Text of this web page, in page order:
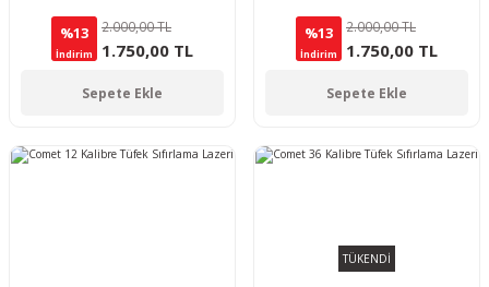
%13
İndirim
2.000,00 TL
1.750,00 TL
Sepete Ekle
%13
İndirim
2.000,00 TL
1.750,00 TL
Sepete Ekle
TÜKENDİ